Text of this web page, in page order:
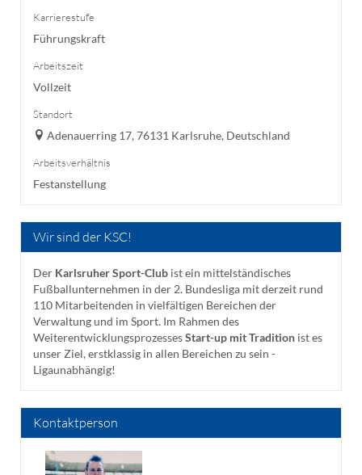
Karrierestufe
Führungskraft
Arbeitszeit
Vollzeit
Standort
Adenauerring 17, 76131 Karlsruhe, Deutschland
Arbeitsverhältnis
Festanstellung
Wir sind der KSC!
Der Karlsruher Sport-Club ist ein mittelständisches
Fußballunternehmen in der 2. Bundesliga mit derzeit rund
110 Mitarbeitenden in vielfältigen Bereichen der
Verwaltung und im Sport. Im Rahmen des
WeiterentwicklungsprozessesStart-up mit Tradition ist es
unser Ziel, erstklassig in allen Bereichen zu sein -
Ligaunabhängig!
Kontaktperson